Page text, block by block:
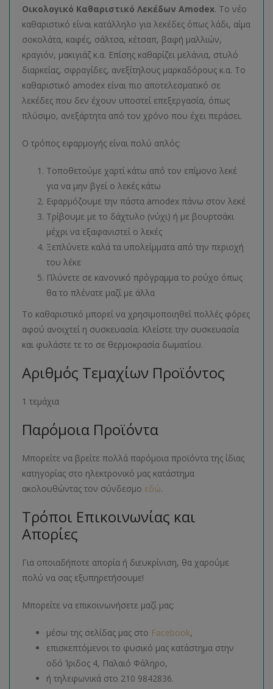
Οικολογικό Καθαριστικό Λεκέδων Amodex. Το νέο
καθαριστικό είναι κατάλληλο για λεκέδες όπως λάδι, αίμα
σοκολάτα, καφές, σάλτσα, κέτσαπ, βαφή μαλλιών,
κραγιόν, μακιγιάζ κ.α. Επίσης καθαρίζει μελάνια, στυλό
διαρκείας, σφραγίδες, ανεξίτηλους μαρκαδόρους κ.α. Το
καθαριστικό amodex είναι πιο αποτελεσματικό σε
λεκέδες που δεν έχουν υποστεί επεξεργασία, όπως
πλύσιμο, ανεξάρτητα από τον χρόνο που έχει περάσει.
Ο τρόπος εφαρμογής είναι πολύ απλός:
Τοποθετούμε χαρτί κάτω από τον επίμονο λεκέ
για να μην βγεί ο λεκές κάτω
Εφαρμόζουμε την πάστα amodex πάνω στον λεκέ
Τρίβουμε με το δάχτυλο (νύχι) ή με βουρτσάκι
μέχρι να εξαφανιστεί ο λεκές
Ξεπλύνετε καλά τα υπολείμματα από την περιοχή
του λέκε
Πλύνετε σε κανονικό πρόγραμμα το ρούχο όπως
θα το πλένατε μαζί με άλλα
Το καθαριστικό μπορεί να χρησιμοποιηθεί πολλές φόρες
αφού ανοιχτεί η συσκευασία. Κλείστε την συσκευασία
και φυλάστε τε το σε θερμοκρασία δωματίου.
Αριθμός Τεμαχίων Προϊόντος
1 τεμάχια
Παρόμοια Προϊόντα
Μπορείτε να βρείτε πολλά παρόμοια προϊόντα της ίδιας
κατηγορίας στο ηλεκτρονικό μας κατάστημα
ακολουθώντας τον σύνδεσμο εδώ.
Τρόποι Επικοινωνίας και
Απορίες
Για οποιαδήποτε απορία ή διευκρίνιση, θα χαρούμε
πολύ να σας εξυπηρετήσουμε!
Μπορείτε να επικοινωνήσετε μαζί μας:
μέσω της σελίδας μας στο Facebook,
επισκεπτόμενοι το φυσικό μας κατάστημα στην
οδό Ίριδος 4, Παλαιό Φάληρο,
ή τηλεφωνικά στο 210 9842836.